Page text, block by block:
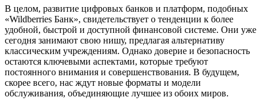
В целом, развитие цифровых банков и платформ, подобных
«Wildberries Банк», свидетельствует о тенденции к более
удобной, быстрой и доступной финансовой системе. Они уже
сегодня занимают свою нишу, предлагая альтернативу
классическим учреждениям. Однако доверие и безопасность
остаются ключевыми аспектами, которые требуют
постоянного внимания и совершенствования. В будущем,
скорее всего, нас ждут новые форматы и модели
обслуживания, объединяющие лучшее из обоих миров.